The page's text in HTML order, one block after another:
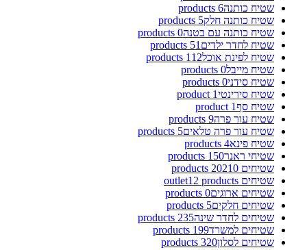
שטיח כותנה6 products
שטיח כותנה חלק5 products
שטיח כותנה עם בטנה0 products
שטיח לחדר ילדים 51 products
שטיח לפינת אוכל112 products
שטיח מייבל0 products
שטיח סידני0 products
שטיח סירינטי1 product
שטיח סף1 product
שטיח עור פרה9 products
שטיח עור פרה טלאים5 products
שטיח פינא4 products
שטיחי ראנר150 products
שטיחים 2021 0 products
שטיחים outlet 12 products
שטיחים ארוגים0 products
שטיחים חלקים5 products
שטיחים לחדר שינה235 products
שטיחים למשרד199 products
שטיחים לסלון320 products